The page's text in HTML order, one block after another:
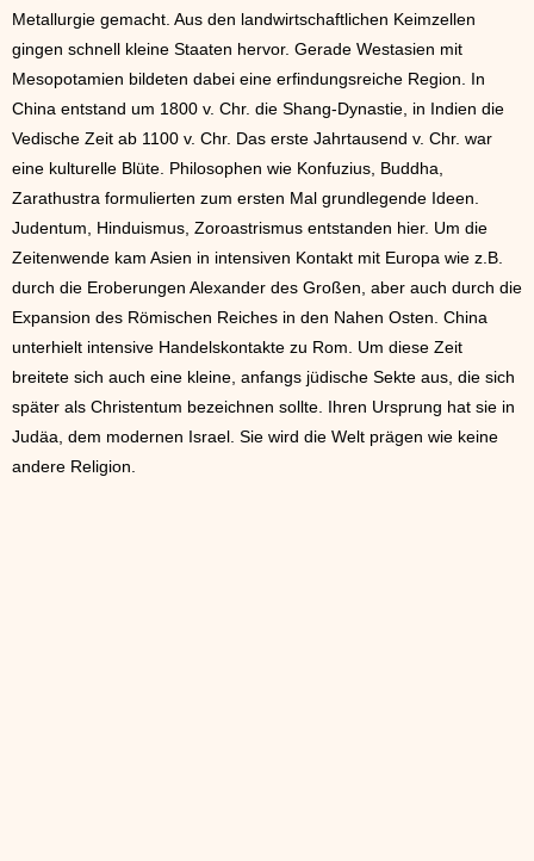
Metallurgie gemacht. Aus den landwirtschaftlichen Keimzellen
gingen schnell kleine Staaten hervor. Gerade Westasien mit
Mesopotamien bildeten dabei eine erfindungsreiche Region. In
China entstand um 1800 v. Chr. die Shang-Dynastie, in Indien die
Vedische Zeit ab 1100 v. Chr. Das erste Jahrtausend v. Chr. war
eine kulturelle Blüte. Philosophen wie Konfuzius, Buddha,
Zarathustra formulierten zum ersten Mal grundlegende Ideen.
Judentum, Hinduismus, Zoroastrismus entstanden hier. Um die
Zeitenwende kam Asien in intensiven Kontakt mit Europa wie z.B.
durch die Eroberungen Alexander des Großen, aber auch durch die
Expansion des Römischen Reiches in den Nahen Osten. China
unterhielt intensive Handelskontakte zu Rom. Um diese Zeit
breitete sich auch eine kleine, anfangs jüdische Sekte aus, die sich
später als Christentum bezeichnen sollte. Ihren Ursprung hat sie in
Judäa, dem modernen Israel. Sie wird die Welt prägen wie keine
andere Religion.